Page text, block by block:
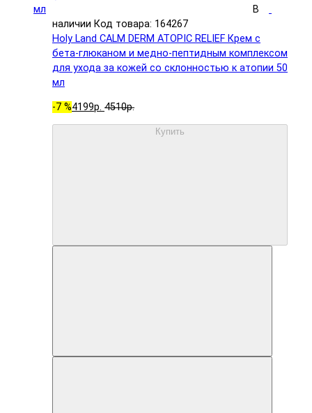
В
наличии Код товара: 164267
Holy Land CALM DERM ATOPIC RELIEF Крем с
бета-глюканом и медно-пептидным комплексом
для ухода за кожей со склонностью к атопии 50
мл
-7 %4199р. 4510р.
Купить